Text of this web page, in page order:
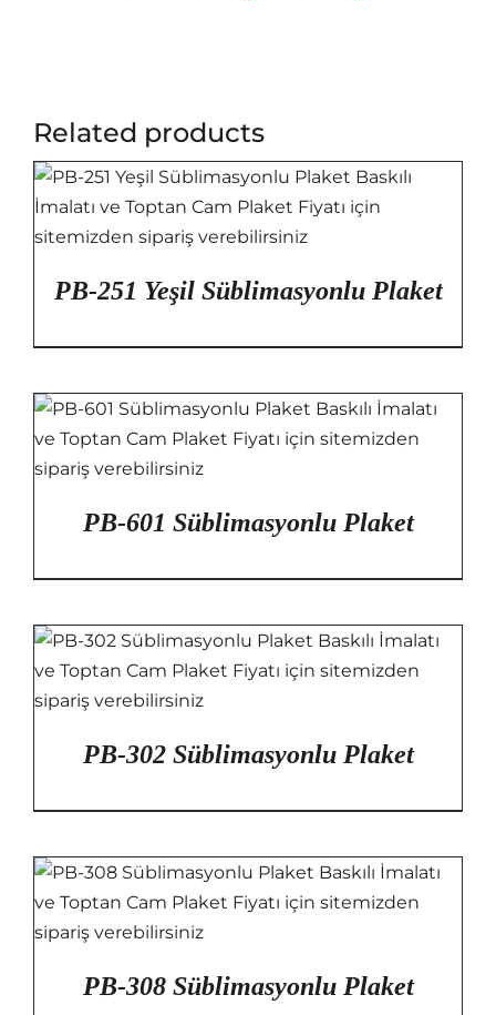
Related products
PB-251 Yeşil Süblimasyonlu Plaket
PB-601 Süblimasyonlu Plaket
PB-302 Süblimasyonlu Plaket
PB-308 Süblimasyonlu Plaket